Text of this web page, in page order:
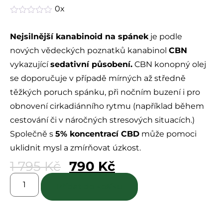
z
0x
Nejsilnější kanabinoid na spánekje podle
nových vědeckých poznatků kanabinol CBN
vykazujícísedativní působení. CBN konopný olej
se doporučuje v případě mírných až středně
těžkých poruch spánku, při nočním buzení i pro
obnovení cirkadiánního rytmu (například během
cestování či v náročných stresových situacích.)
Společně s 5% koncentrací CBD může pomoci
uklidnit mysl a zmírňovat úzkost.
1 795Kč 790 Kč